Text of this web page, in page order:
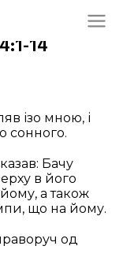
14
ізо мною, і
сонного.
Бачу
в його
а також
що на йому.
од